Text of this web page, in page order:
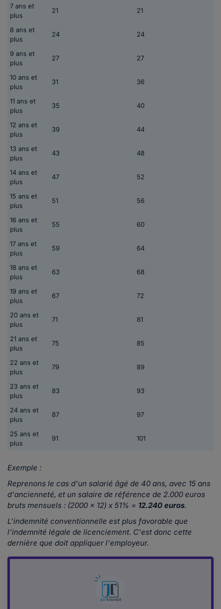
7 ans et
plus
21 21
8 ans et
plus
24 24
9 ans et
plus
27 27
10 ans et
plus
31 36
11 ans et
plus
35 40
12 ans et
plus
39 44
13 ans et
plus
43 48
14 ans et
plus
47 52
15 ans et
plus
51 56
16 ans et
plus
55 60
17 ans et
plus
59 64
18 ans et
plus
63 68
19 ans et
plus
67 72
20 ans et
plus
71 81
21 ans et
plus
75 85
22 ans et
plus
79 89
23 ans et
plus
83 93
24 ans et
plus
87 97
25 ans et
plus
91 101
Exemple :
Reprenons le cas d'un salarié âgé de 40 ans, avec 15 ans
d'ancienneté, et un salaire de référence de 2.000 euros
bruts mensuels : (2000 x 12) x 51% = 12.240 euros.
L'indemnité conventionnelle est plus favorable que
l'indemnité légale de licenciement. C'est donc cette
dernière que doit appliquer l'employeur.